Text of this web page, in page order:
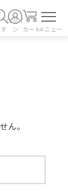
ログイ
ン
カートメニュー
ん。